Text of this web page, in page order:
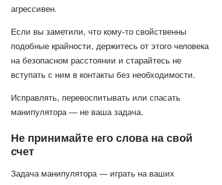
агрессивен.
Если вы заметили, что кому-то свойственны
подобные крайности, держитесь от этого человека
на безопасном расстоянии и старайтесь не
вступать с ним в контакты без необходимости.
Исправлять, перевоспитывать или спасать
манипулятора — не ваша задача.
Не принимайте его слова на свой
счет
Задача манипулятора — играть на ваших